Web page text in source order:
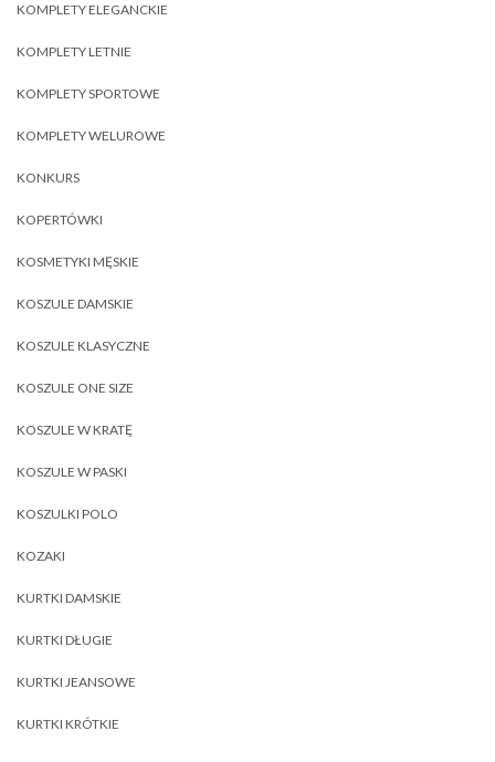
KOMPLETY ELEGANCKIE
KOMPLETY LETNIE
KOMPLETY SPORTOWE
KOMPLETY WELUROWE
KONKURS
KOPERTÓWKI
KOSMETYKI MĘSKIE
KOSZULE DAMSKIE
KOSZULE KLASYCZNE
KOSZULE ONE SIZE
KOSZULE W KRATĘ
KOSZULE W PASKI
KOSZULKI POLO
KOZAKI
KURTKI DAMSKIE
KURTKI DŁUGIE
KURTKI JEANSOWE
KURTKI KRÓTKIE